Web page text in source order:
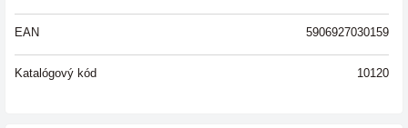
EAN 5906927030159
Katalógový kód 10120